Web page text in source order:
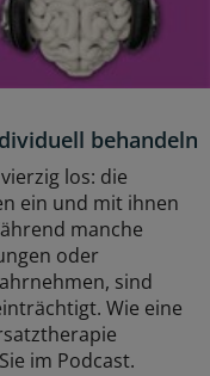
behandeln
los: die
ein und mit ihnen
manche
oder
sind
Wie eine
im Podcast.